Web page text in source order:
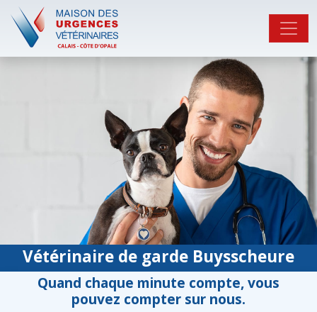
Vétérinaire de garde Buysscheure
Quand chaque minute compte, vous
pouvez compter sur nous.